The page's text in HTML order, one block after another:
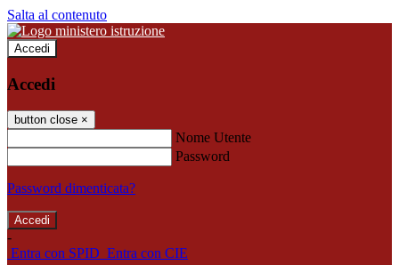
Salta al contenuto
Accedi
Accedi
button close ×
Nome Utente
Password
Password dimenticata?
-
Entra con SPID Entra con CIE